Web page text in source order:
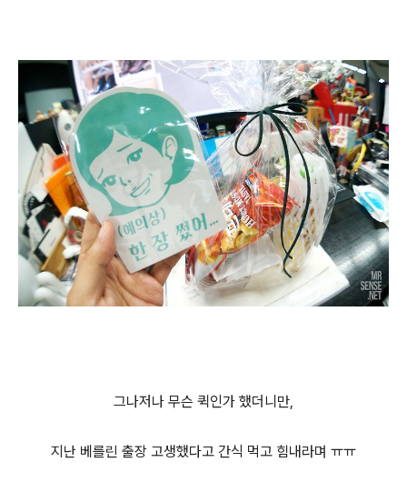
그나저나 무슨 퀵인가 했더니만,
지난 베를린 출장 고생했다고 간식 먹고 힘내라며 ㅠㅠ